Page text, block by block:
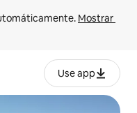
Mostrar
Use app